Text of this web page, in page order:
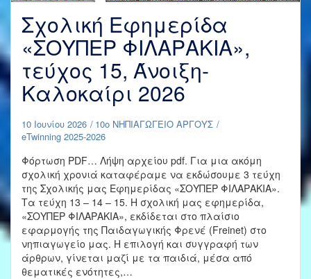
Σχολική Εφημερίδα
«ΣΟΥΠΕΡ ΦΙΛΑΡΑΚΙΑ»,
τεύχος 15, Άνοιξη-
Καλοκαίρι 2026
10 Ιουνίου 2026
10ο ΝΗΠΙΑΓΩΓΕΙΟ ΑΡΓΟΥΣ
eTwinning 2025-2026
Φόρτωση PDF… Λήψη αρχείου pdf. Για μια ακόμη
σχολική χρονιά καταφέραμε να εκδώσουμε 3 τεύχη
της Σχολικής μας Εφημερίδας «ΣΟΥΠΕΡ ΦΙΛΑΡΑΚΙΑ».
Τα τεύχη 13 – 14 – 15. Η σχολική μας εφημερίδα,
«ΣΟΥΠΕΡ ΦΙΛΑΡΑΚΙΑ», εκδίδεται στο πλαίσιο
εφαρμογής της Παιδαγωγικής Φρενέ (Freinet) στο
νηπιαγωγείο μας. Η επιλογή και συγγραφή των
άρθρων, γίνεται μαζί με τα παιδιά, μέσα από
θεματικές ενότητες,…